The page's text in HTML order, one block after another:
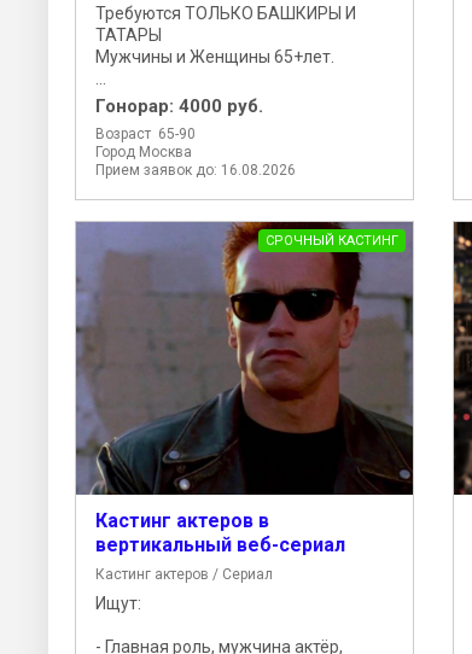
Требуются ТОЛЬКО БАШКИРЫ И
ТАТАРЫ
Мужчины и Женщины 65+лет.
Гонорар: 4000 руб.
Возраст 65-90
Город Москва
Прием заявок до: 16.08.2026
СРОЧНЫЙ КАСТИНГ
Кастинг актеров в
вертикальный веб-сериал
Кастинг актеров / Сериал
Ищут:
- Главная роль, мужчина актёр,